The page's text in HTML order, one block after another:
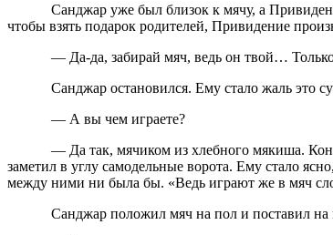
Санджар уже был близок к мячу, а Привидение
чтобы взять подарок родителей, Привидение
— Да-да, забирай мяч, ведь он твой… Только
Санджар остановился. Ему стало жаль это
— А вы чем играете?
— Да так, мячиком из хлебного мякиша.
заметил в углу самодельные ворота. Ему стало
между ними ни была бы. «Ведь играют же в мяч
Санджар положил мяч на пол и поставил на